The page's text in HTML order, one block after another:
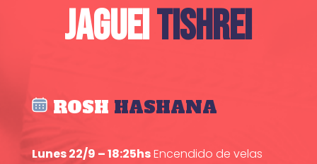
JAGUEITISHREI
ROSH HASHANA
Lunes 22/9 – 18:25hsEncendido de velas